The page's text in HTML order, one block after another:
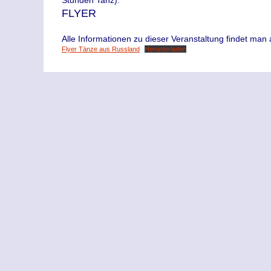
FLYER
Alle Informationen zu dieser Veranstaltung findet man
Flyer Tänze aus Russland Herunterladen